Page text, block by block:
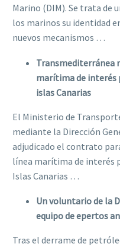
Marino (DIM). Se trata de
los marinos su identidad
nuevos mecanismos …
Transmediterránea
marítima de interés
islas Canarias
El Ministerio de
mediante la Dirección
adjudicado el contrato
línea marítima de interés
Islas Canarias …
Un voluntario de la
equipo de epertos
Tras el derrame de